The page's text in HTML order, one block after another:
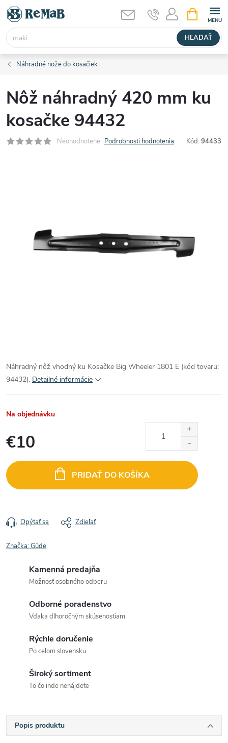
Prejsť
obsah
HĽADAŤ
KOŠÍK
Náhradné nože do kosačiek
Nôž náhradný 420 mm ku
kosačke 94432
Neohodnotené Podrobnosti hodnotenia Kód: 94433
Náhradný nôž vhodný ku Kosačke Big Wheeler 1801 E (kód tovaru:
94432). Detailné informácie
Na objednávku
€10
cena:
PRIDAŤ DO KOŠÍKA
Opýtať sa Zdieľať
Značka:Güde
Kamenná predajňa
Možnosť osobného odberu
Odborné poradenstvo
Vďaka dlhoročným skúsenostiam
Rýchle doručenie
Po celom slovensku
Široký sortiment
To čo inde nenájdete
Popis produktu